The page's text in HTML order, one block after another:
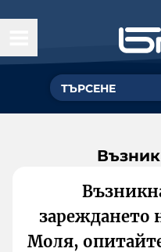
зареждането
Моля,